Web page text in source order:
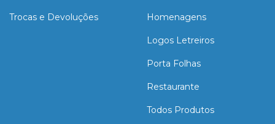
Trocas e Devoluções Homenagens
Logos Letreiros
Porta Folhas
Restaurante
Todos Produtos